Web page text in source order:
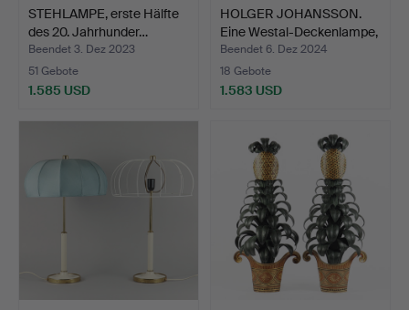
STEHLAMPE, erste Hälfte
des 20. Jahrhunder…
Beendet 3. Dez 2023
51 Gebote
1.585 USD
HOLGER JOHANSSON.
Eine Westal-Deckenlampe,
…
Beendet 6. Dez 2024
18 Gebote
1.583 USD